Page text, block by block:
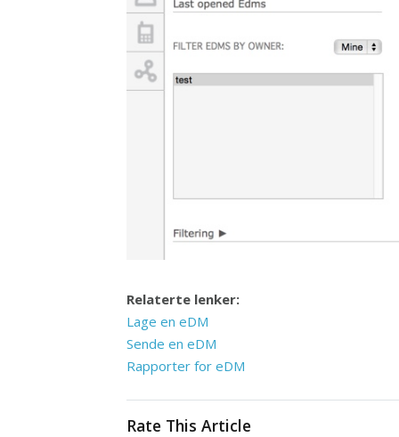
Relaterte lenker:
Lage en eDM
Sende en eDM
Rapporter for eDM
Rate This Article